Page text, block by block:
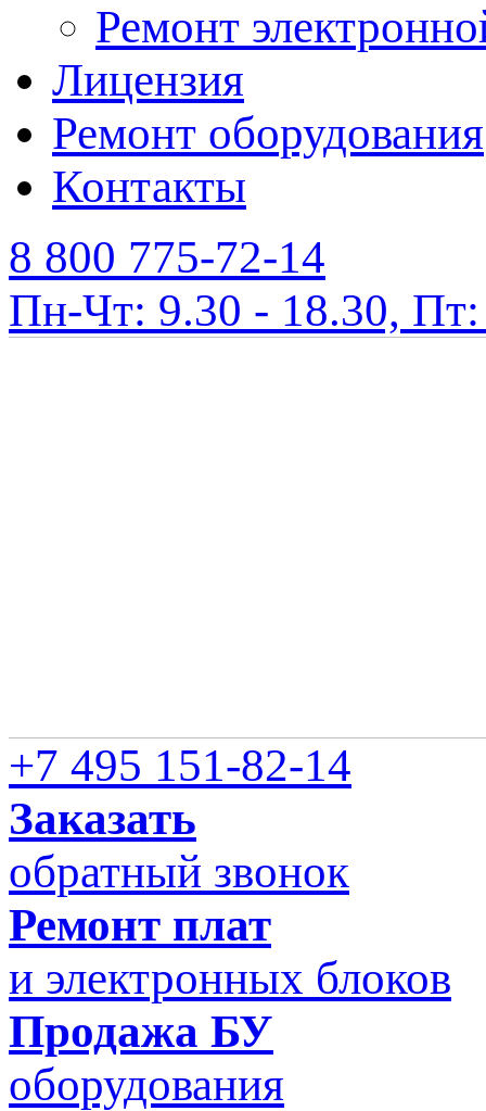
Ремонт
Лицензия
Ремонт оборудования
Контакты
8 800 775-72-14
Пн-Чт: 9.30 - 18.30,
+7 495 151-82-14
Заказать
обратный звонок
Ремонт плат
и электронных блоков
Продажа БУ
оборудования